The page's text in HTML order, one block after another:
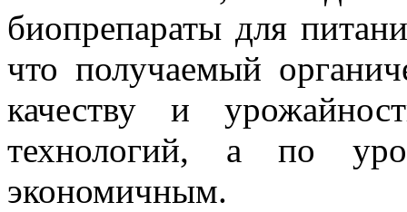
биопрепараты для
что получаемый
качеству и
технологий, а по
экономичным.